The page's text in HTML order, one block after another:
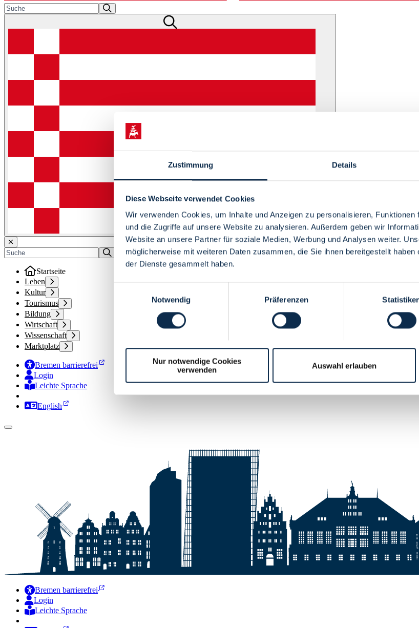
Zustimmung Details
Diese Webseite verwendet Cookies
Wir verwenden Cookies, um Inhalte und Anzeigen zu personalisieren,
und die Zugriffe auf unsere Website zu analysieren. Außerdem geben wir
Website an unsere Partner für soziale Medien, Werbung und Analysen weiter.
möglicherweise mit weiteren Daten zusammen, die Sie ihnen bereitgestellt
der Dienste gesammelt haben.
Notwendig
Präferenzen
Nur notwendige Cookies
verwenden
Auswahl erlauben
Menü
Startseite
Leben
Kultur
Tourismus
Bildung
Wirtschaft
Wissenschaft
Marktplatz
Bremen barrierefrei
Login
Leichte Sprache
Zur Deutschen Gebärdensprache
English
Bremen barrierefrei
Login
Leichte Sprache